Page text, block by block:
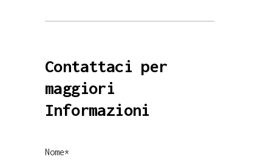
Contattaci per
maggiori
Informazioni